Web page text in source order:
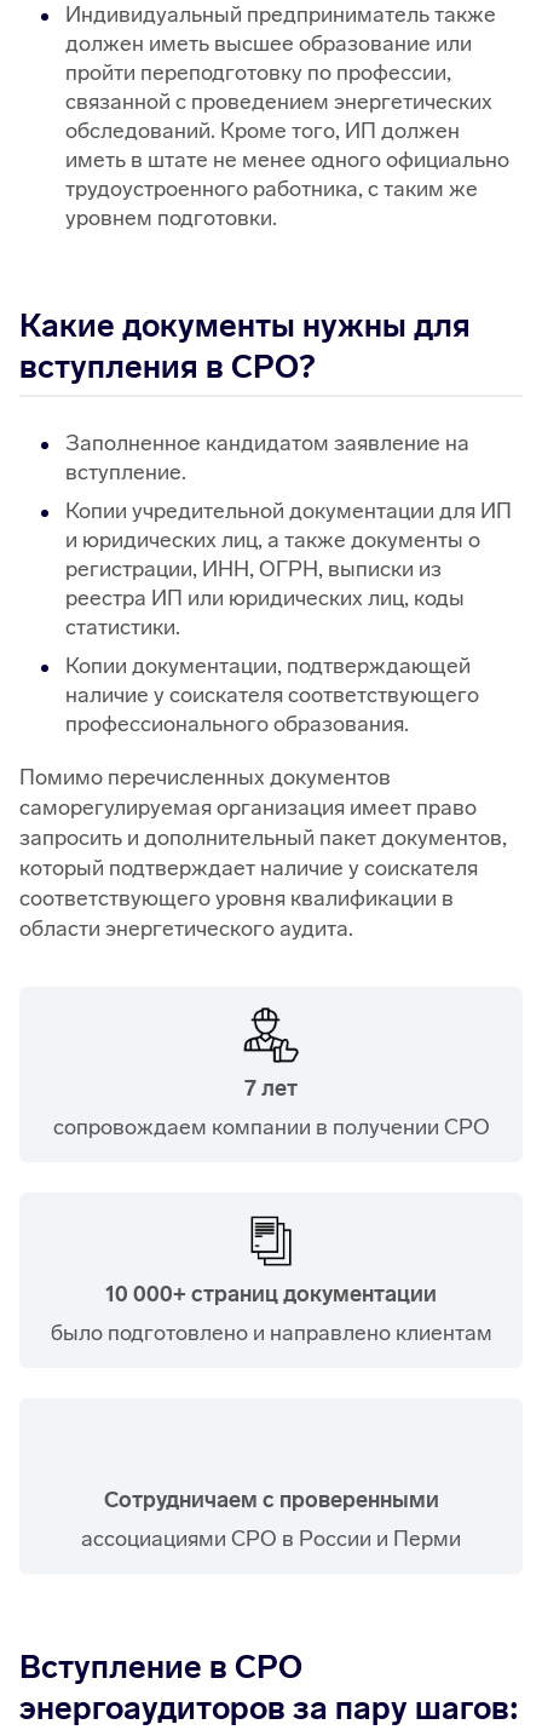
Индивидуальный предприниматель также
должен иметь высшее образование или
пройти переподготовку по профессии,
связанной с проведением энергетических
обследований. Кроме того, ИП должен
иметь в штате не менее одного официально
трудоустроенного работника, с таким же
уровнем подготовки.
Какие документы нужны для
вступления в СРО?
Заполненное кандидатом заявление на
вступление.
Копии учредительной документации для ИП
и юридических лиц, а также документы о
регистрации, ИНН, ОГРН, выписки из
реестра ИП или юридических лиц, коды
статистики.
Копии документации, подтверждающей
наличие у соискателя соответствующего
профессионального образования.
Помимо перечисленных документов
саморегулируемая организация имеет право
запросить и дополнительный пакет документов,
который подтверждает наличие у соискателя
соответствующего уровня квалификации в
области энергетического аудита.
7 лет
сопровождаем компании в получении СРО
10 000+ страниц документации
было подготовлено и направлено клиентам
Сотрудничаем с проверенными
ассоциациями СРО в России и Перми
Вступление в СРО
энергоаудиторов за пару шагов: